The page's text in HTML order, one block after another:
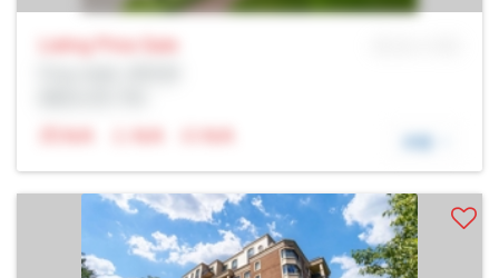
Listing Price Sale
N/A
N/A N/A 详细